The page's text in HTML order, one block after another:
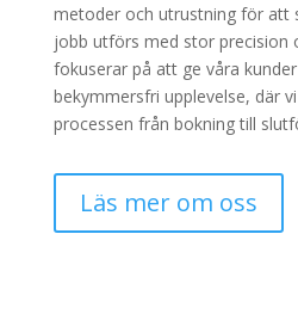
metoder och utrustning för att
jobb utförs med stor precision
fokuserar på att ge våra
bekymmersfri upplevelse, där
processen från bokning till
Läs mer om oss